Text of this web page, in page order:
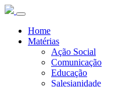
Home
Matérias
Ação Social
Comunicação
Educação
Salesianidade